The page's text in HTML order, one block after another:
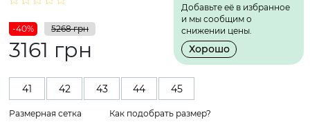
Добавьте её в избранное
и мы сообщим о
снижении цены.
Хорошо
-40% 5268 грн
3161 грн
41 42 43 44 45
Размерная сетка Как подобрать размер?